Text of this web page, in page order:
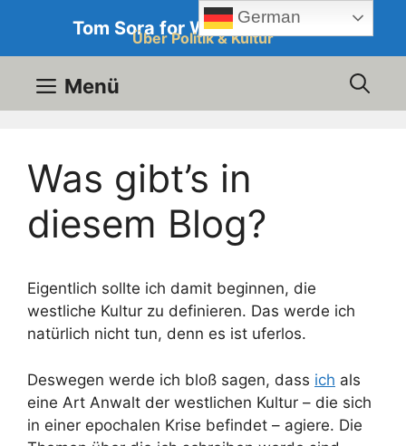
springen
Tom Sora for Western Culture
Über Politik & Kultur
Menü
Was gibt’s in
diesem Blog?
Eigentlich sollte ich damit beginnen, die
westliche Kultur zu definieren. Das werde ich
natürlich nicht tun, denn es ist uferlos.
Deswegen werde ich bloß sagen, dass ich als
eine Art Anwalt der westlichen Kultur – die sich
in einer epochalen Krise befindet – agiere. Die
German